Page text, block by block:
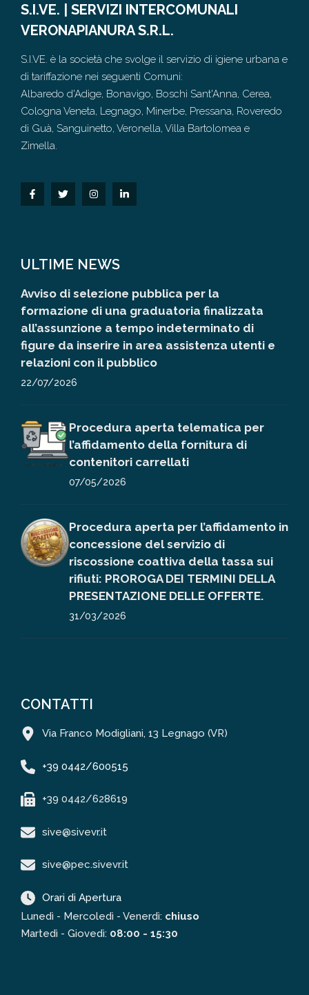
S.I.VE. | SERVIZI INTERCOMUNALI
VERONAPIANURA S.R.L.
S.I.VE. è la società che svolge il servizio di igiene urbana e
di tariffazione nei seguenti Comuni:
Albaredo d'Adige, Bonavigo, Boschi Sant'Anna, Cerea,
Cologna Veneta, Legnago, Minerbe, Pressana, Roveredo
di Guà, Sanguinetto, Veronella, Villa Bartolomea e
Zimella.
ULTIME NEWS
Avviso di selezione pubblica per la
formazione di una graduatoria finalizzata
all’assunzione a tempo indeterminato di
figure da inserire in area assistenza utenti e
relazioni con il pubblico
22/07/2026
Procedura aperta telematica per
l’affidamento della fornitura di
contenitori carrellati
07/05/2026
Procedura aperta per l’affidamento in
concessione del servizio di
riscossione coattiva della tassa sui
rifiuti: PROROGA DEI TERMINI DELLA
PRESENTAZIONE DELLE OFFERTE.
31/03/2026
CONTATTI
Via Franco Modigliani, 13 Legnago (VR)
+39 0442/600515
+39 0442/628619
sive@sivevr.it
sive@pec.sivevr.it
Orari di Apertura
Lunedì - Mercoledì - Venerdì: chiuso
Martedì - Giovedì: 08:00 - 15:30